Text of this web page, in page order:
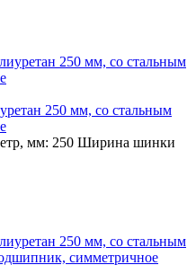
250 мм, со стальным
мм: 250 Ширина шинки